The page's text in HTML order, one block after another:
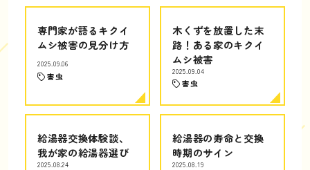
専門家が語るキクイ
ムシ被害の見分け方
2025.09.06
害虫
木くずを放置した末
路！ある家のキクイ
ムシ被害
2025.09.04
害虫
給湯器交換体験談、
我が家の給湯器選び
2025.08.24
給湯器の寿命と交換
時期のサイン
2025.08.19